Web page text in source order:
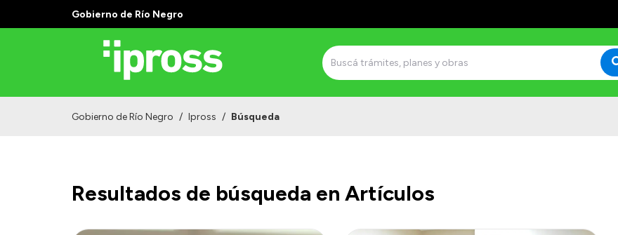
Gobierno de Río Negro
Gobierno de Río Negro / Ipross / Búsqueda
Resultados de búsqueda en Artículos